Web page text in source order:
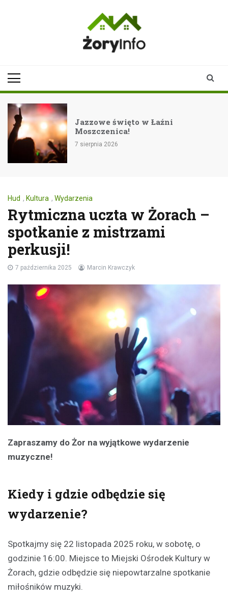
Jazzowe święto w Łaźni
Moszczenica!
7 sierpnia 2026
Hud , Kultura , Wydarzenia
Rytmiczna uczta w Żorach –
spotkanie z mistrzami
perkusji!
7 października 2025 Marcin Krawczyk
Zapraszamy do Żor na wyjątkowe wydarzenie
muzyczne!
Kiedy i gdzie odbędzie się
wydarzenie?
Spotkajmy się 22 listopada 2025 roku, w sobotę, o
godzinie 16:00. Miejsce to Miejski Ośrodek Kultury w
Żorach, gdzie odbędzie się niepowtarzalne spotkanie
miłośników muzyki.